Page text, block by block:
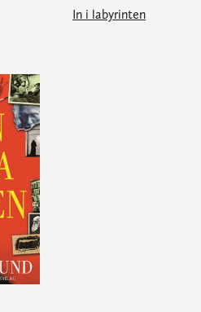
In i labyrinten